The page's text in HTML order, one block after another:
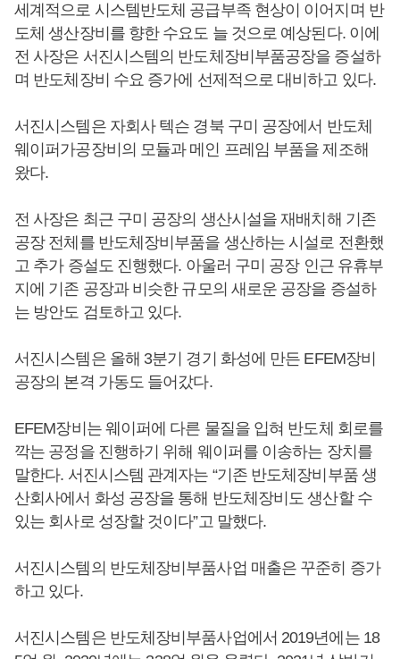
세계적으로 시스템반도체 공급부족 현상이 이어지며 반
도체 생산장비를 향한 수요도 늘 것으로 예상된다. 이에
전 사장은 서진시스템의 반도체장비부품공장을 증설하
며 반도체장비 수요 증가에 선제적으로 대비하고 있다.
서진시스템은 자회사 텍슨 경북 구미 공장에서 반도체
웨이퍼가공장비의 모듈과 메인 프레임 부품을 제조해
왔다.
전 사장은 최근 구미 공장의 생산시설을 재배치해 기존
공장 전체를 반도체장비부품을 생산하는 시설로 전환했
고 추가 증설도 진행했다. 아울러 구미 공장 인근 유휴부
지에 기존 공장과 비슷한 규모의 새로운 공장을 증설하
는 방안도 검토하고 있다.
서진시스템은 올해 3분기 경기 화성에 만든 EFEM장비
공장의 본격 가동도 들어갔다.
EFEM장비는 웨이퍼에 다른 물질을 입혀 반도체 회로를
깍는 공정을 진행하기 위해 웨이퍼를 이송하는 장치를
말한다. 서진시스템 관계자는 “기존 반도체장비부품 생
산회사에서 화성 공장을 통해 반도체장비도 생산할 수
있는 회사로 성장할 것이다”고 말했다.
서진시스템의 반도체장비부품사업 매출은 꾸준히 증가
하고 있다.
서진시스템은 반도체장비부품사업에서 2019년에는 18